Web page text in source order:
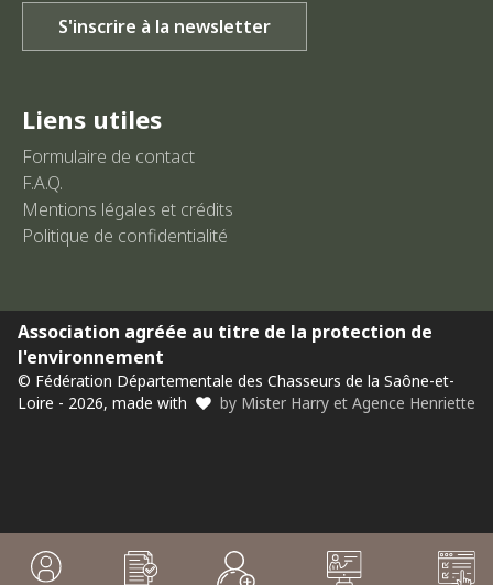
Liens utiles
Formulaire de contact
F.A.Q.
Mentions légales et crédits
Politique de confidentialité
Association agréée au titre de la protection de
l'environnement
© Fédération Départementale des Chasseurs de la Saône-et-
Loire - 2026, made with
by Mister Harry et Agence Henriette